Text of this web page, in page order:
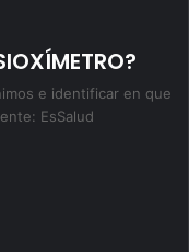
e identificar en que
EsSalud